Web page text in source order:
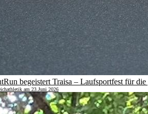
begeistert Traisa – Laufsportfest für die
am 23.Juni 2026